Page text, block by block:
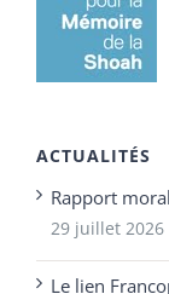
ACTUALITÉS
Rapport
29 juillet 2026
Le lien